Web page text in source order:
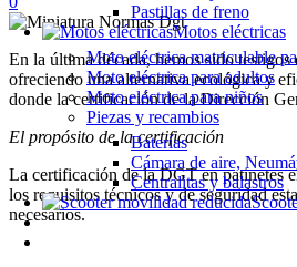
Pastillas de freno
Motos eléctricas
Moto eléctrica matriculable
Moto eléctrica para adultos
Moto eléctrica para niños
Piezas y recambios
Baterías
Cámara de aire,
Centralitas y balastros
En la última década, hemos sido
ofreciendo una alternativa ecológica y
donde la certificación de la Dirección
El propósito de la certificación
La certificación de la DGT en patinetes
los requisitos técnicos y de seguridad
necesarios.